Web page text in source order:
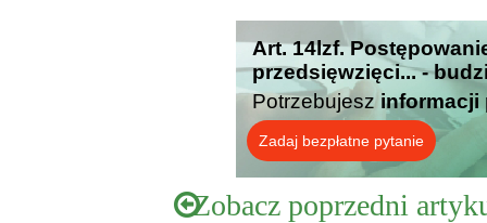
Art. 14lzf.
przedsięwzięci... -
Potrzebujesz informacji
Zadaj bezpłatne pytanie
Zobacz poprzedni